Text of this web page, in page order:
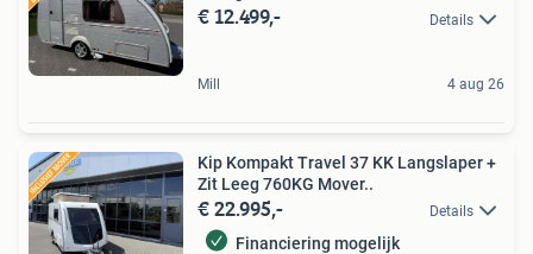
€ 12.499,- Details
Mill 4 aug 26
Kip Kompakt Travel 37 KK Langslaper +
Zit Leeg 760KG Mover..
€ 22.995,- Details
Financiering mogelijk